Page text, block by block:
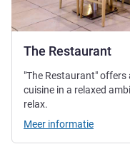
The Restaurant
"The Restaurant"
cuisine in a relaxed
relax.
Meer informatie